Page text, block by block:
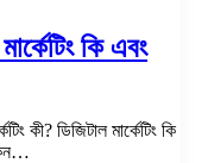
কি এবং
কী? ডিজিটাল মার্কেটিং কি